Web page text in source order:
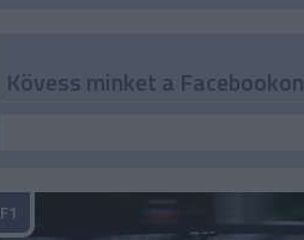
Kövess minket a Facebookon
F1